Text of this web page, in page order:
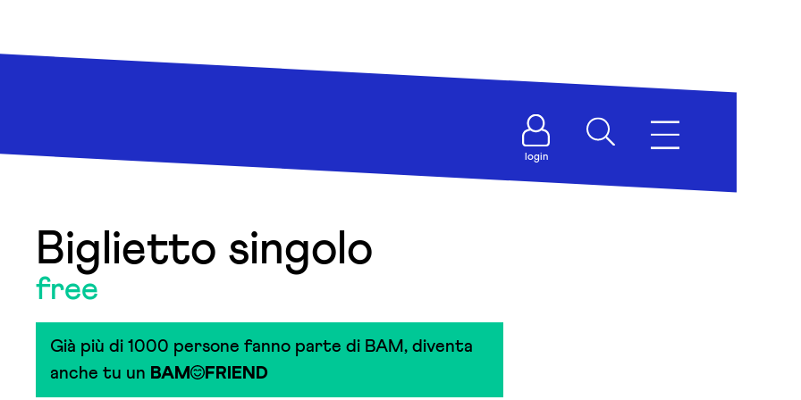
login
Biglietto singolo
free
Già più di 1000 persone fanno parte di BAM, diventa
anche tu un BAM FRIEND